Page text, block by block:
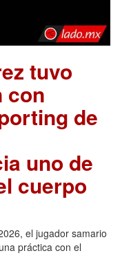
tuvo
con
de
uno de
cuerpo
el jugador samario
práctica con el